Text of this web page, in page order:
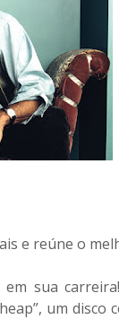
e reúne o
sua
um disco